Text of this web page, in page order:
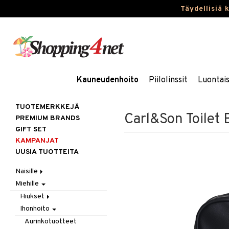
Täydellisiä
Kauneudenhoito Piilolinssit
Carl&Son Toilet
TUOTEMERKKEJÄ
PREMIUM BRANDS
GIFT SET
KAMPANJAT
UUSIA TUOTTEITA
Naisille
Hiukset
Gift Set
Harjat / Kammat
Hiuskuurit
Ihonhoito
Aurinkotuotteet
Erikoistuotteet
Korut
Kaulakorut
Kosmetiikka
Miehille
Hiukset
Hiustenlähtö
Hiusväri
Ihonhoito
Aurinkotuotteet